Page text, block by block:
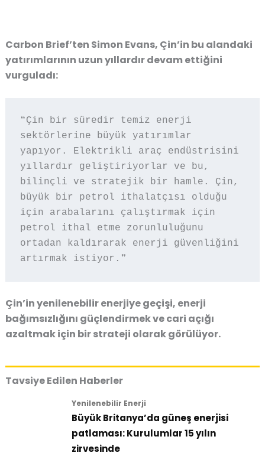
Carbon Brief’ten Simon Evans, Çin’in bu alandaki
yatırımlarının uzun yıllardır devam ettiğini
vurguladı:
❝Çin bir süredir temiz enerji
sektörlerine büyük yatırımlar
yapıyor. Elektrikli araç endüstrisini
yıllardır geliştiriyorlar ve bu,
bilinçli ve stratejik bir hamle. Çin,
büyük bir petrol ithalatçısı olduğu
için arabalarını çalıştırmak için
petrol ithal etme zorunluluğunu
ortadan kaldırarak enerji güvenliğini
artırmak istiyor.❞
Çin’inyenilenebilir enerjiye geçişi, enerji
bağımsızlığını güçlendirmek ve cari açığı
azaltmak için bir strateji olarak görülüyor.
Tavsiye Edilen Haberler
Yenilenebilir Enerji
Büyük Britanya’da güneş enerjisi
patlaması: Kurulumlar 15 yılın
zirvesinde